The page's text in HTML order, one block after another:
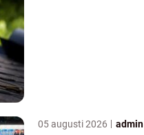
05 augusti 2026 admin